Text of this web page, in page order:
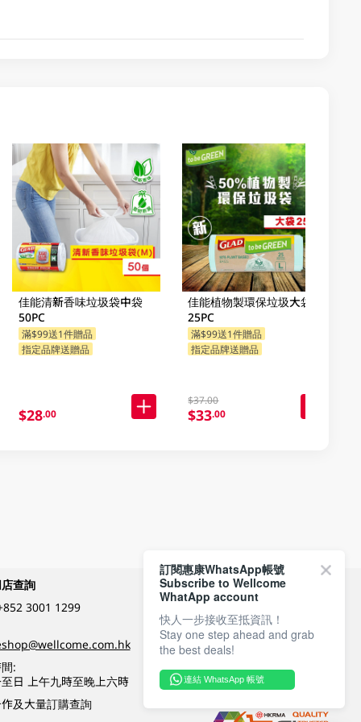
佳能清新香味垃圾袋中袋
50PC
滿$99送1件贈品
指定品牌送贈品
$28.00
佳能植物製環保垃圾大袋
25PC
滿$99送1件贈品
指定品牌送贈品
$37.00
$33.00
查詢
3001 1299
:
日 上午九時至晚上六時
及大量訂購查詢
付款方式
關注我們
訂閱惠康WhatsApp帳號
Subscribe to Wellcome
WhatApp account
快人一步接收至抵資訊！
Stay one step ahead and grab
the best deals!
連結 WhatsApp 帳號